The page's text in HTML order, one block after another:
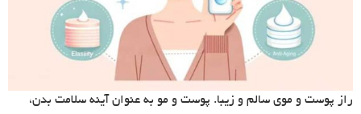
راز پوست و موی سالم و زیبا. پوست و مو به عنوان آینه سلامت بدن،